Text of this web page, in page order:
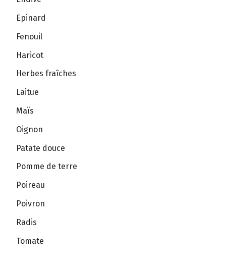
Epinard
Fenouil
Haricot
Herbes fraîches
Laitue
Maïs
Oignon
Patate douce
Pomme de terre
Poireau
Poivron
Radis
Tomate